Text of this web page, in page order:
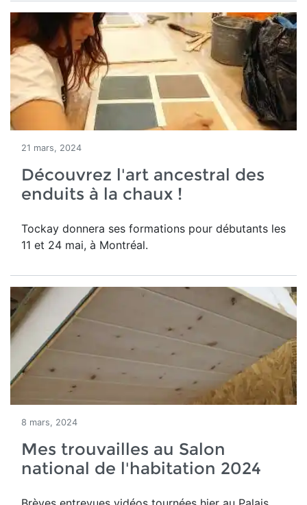
21 mars, 2024
Découvrez l'art ancestral des
enduits à la chaux !
Tockay donnera ses formations pour débutants les
11 et 24 mai, à Montréal.
8 mars, 2024
Mes trouvailles au Salon
national de l'habitation 2024